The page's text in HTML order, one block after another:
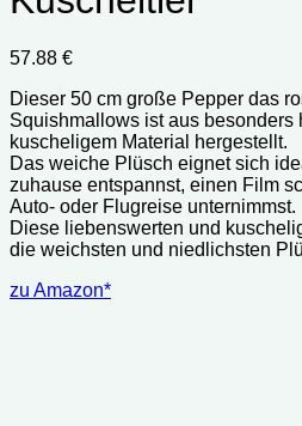
57.88 €
Dieser 50 cm große Pepper das
Squishmallows ist aus besonders
kuscheligem Material hergestellt.
Das weiche Plüsch eignet sich
zuhause entspannst, einen Film
Auto- oder Flugreise unternimmst.
Diese liebenswerten und
die weichsten und niedlichsten
zu Amazon*